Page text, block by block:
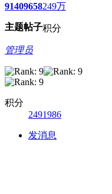
9140
主题
9658
帖子
249万
积分
管理员
积分
2491986
发消息